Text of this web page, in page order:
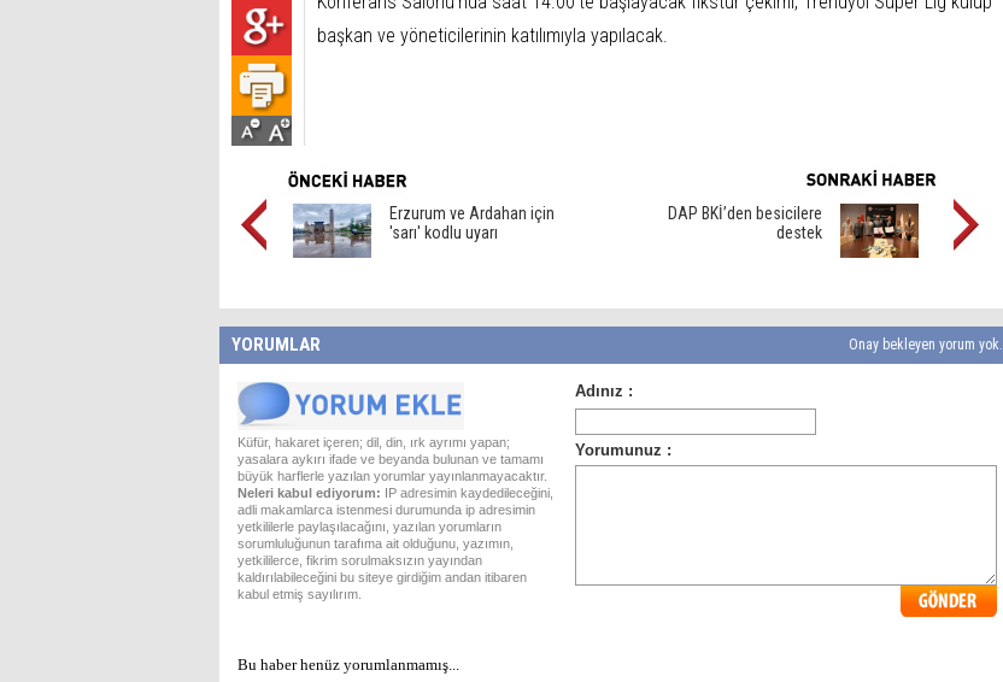
başkan ve yöneticilerinin katılımıyla yapılacak.
Erzurum ve Ardahan için
'sarı' kodlu uyarı
DAP BKİ’den besicilere
destek
YORUMLAR Onay bekleyen yorum yok.
Küfür, hakaret içeren; dil, din, ırk ayrımı yapan;
yasalara aykırı ifade ve beyanda bulunan ve tamamı
büyük harflerle yazılan yorumlar yayınlanmayacaktır.
Neleri kabul ediyorum: IP adresimin kaydedileceğini,
adli makamlarca istenmesi durumunda ip adresimin
yetkililerle paylaşılacağını, yazılan yorumların
sorumluluğunun tarafıma ait olduğunu, yazımın,
yetkililerce, fikrim sorulmaksızın yayından
kaldırılabileceğini bu siteye girdiğim andan itibaren
kabul etmiş sayılırım.
Bu haber henüz yorumlanmamış...